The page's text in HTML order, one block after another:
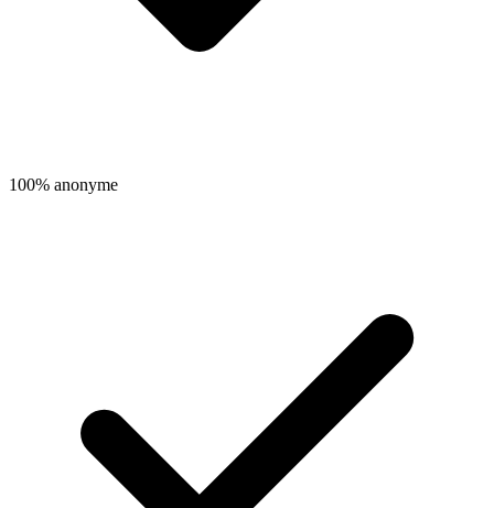
100% anonyme